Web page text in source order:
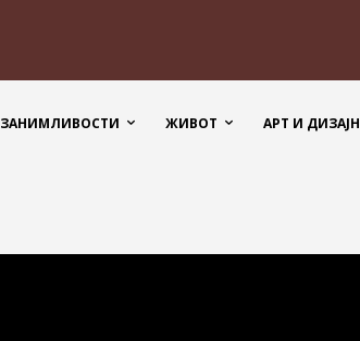
ЗАНИМЛИВОСТИ ЖИВОТ АРТ И ДИЗАЈН